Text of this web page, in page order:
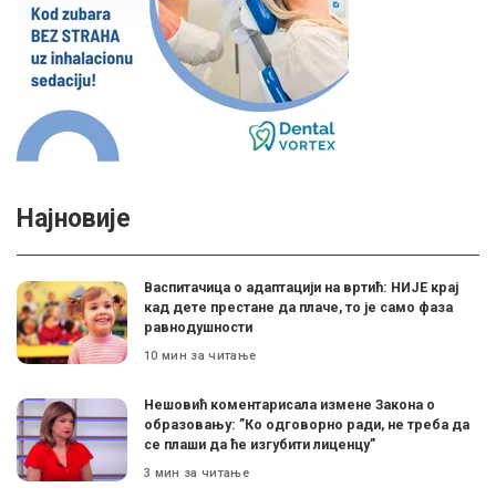
Најновије
Васпитачица о адаптацији на вртић: НИЈЕ крај
кад дете престане да плаче, то је само фаза
равнодушности
10 мин за читање
Нешовић коментарисала измене Закона о
образовању: ”Ко одговорно ради, не треба да
се плаши да ће изгубити лиценцу”
3 мин за читање